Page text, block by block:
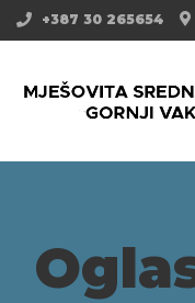
+387 30 265654